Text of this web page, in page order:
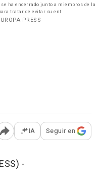
se ha encerrado junto a miembros de la
tratar de evitar su ent
PRESS
Abrir opciones para
IA Seguir en
-